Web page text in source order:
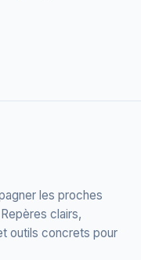
les proches
clairs,
outils concrets pour